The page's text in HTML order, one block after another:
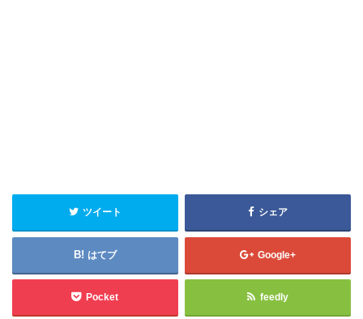
ツイート シェア
はてブ Google+
Pocket feedly